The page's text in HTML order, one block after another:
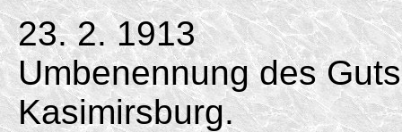
23. 2. 1913
Umbenennung des
Kasimirsburg.